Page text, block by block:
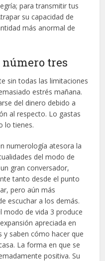
para transmitir tus
su capacidad de
más anormal de
tres
sin todas las limitaciones
estrés mañana.
del dinero debido a
al respecto. Lo gastas
lo tienes.
numerología atesora la
del modo de
gran conversador,
tanto desde el punto
pero aún más
escuchar a los demás.
modo de vida 3 produce
apreciada en
y saben cómo hacer que
La forma en que se
positiva. Su